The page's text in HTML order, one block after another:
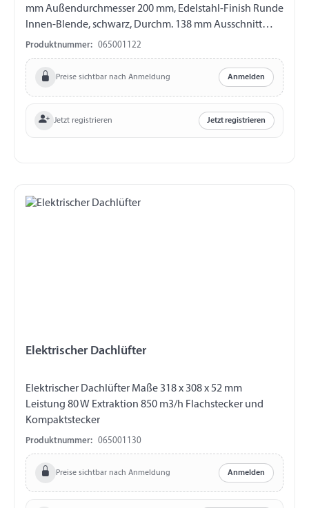
mm Außendurchmesser 200 mm, Edelstahl-Finish Runde
Innen-Blende, schwarz, Durchm. 138 mm Ausschnitt
Durchm. 80 mm Mechanische Luftregulierung Arbeitet
gleichmäßig im stehenden Zustand Gute Abdichtung
Ultraleise Extra flach
Produktnummer: 065001122
Preise sichtbar nach Anmeldung Anmelden
Jetzt registrieren Jetzt registrieren
Elektrischer Dachlüfter
Elektrischer Dachlüfter Maße 318 x 308 x 52 mm
Leistung 80 W Extraktion 850 m3/h Flachstecker und
Kompaktstecker
Produktnummer: 065001130
Preise sichtbar nach Anmeldung Anmelden